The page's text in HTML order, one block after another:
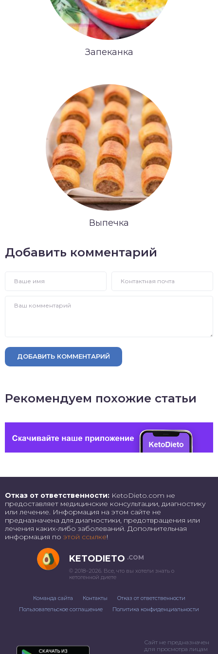
Запеканка
Выпечка
Добавить комментарий
ДОБАВИТЬ КОММЕНТАРИЙ
Рекомендуем похожие статьи
Отказ от ответственности: KetoDieto.com не
предоставляет медицинские консультации, диагностику
или лечение. Информация на этом сайте не
предназначена для диагностики, предотвращения или
лечения каких-либо заболеваний. Дополнительная
информация по этой ссылке!
KETODIETO .COM
© 2018–2026. Все, что вы хотели знать о
кетогенной диете
Команда сайта Контакты
Отказ от ответственности
Пользовательское соглашение
Политика конфиденциальности
Сайт не предназначен
для просмотра лицам